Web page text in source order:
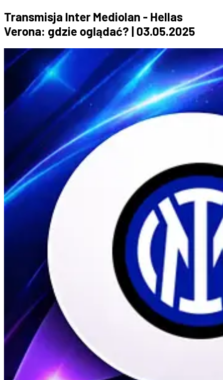
Transmisja Inter Mediolan - Hellas
Verona: gdzie oglądać? | 03.05.2025